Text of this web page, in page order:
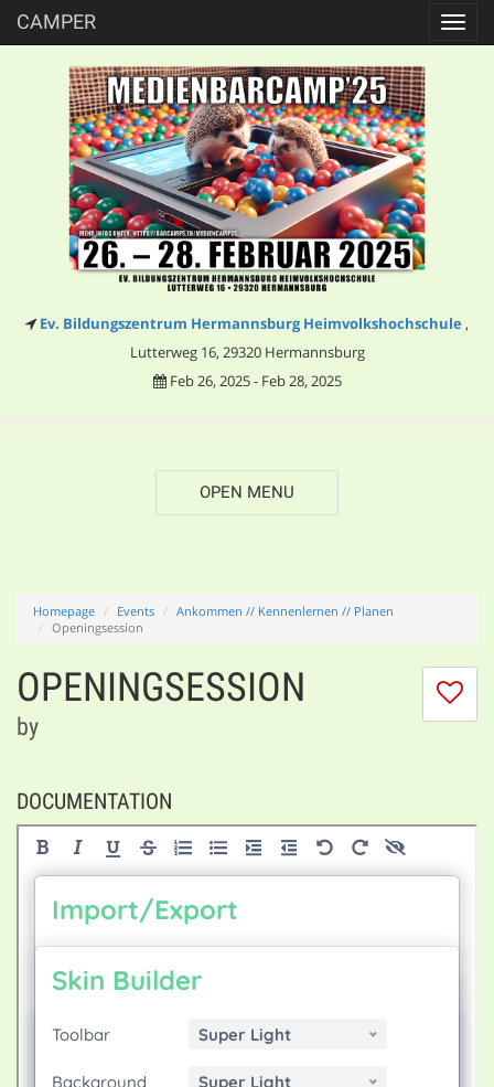
CAMPER
Ev. Bildungszentrum Hermannsburg Heimvolkshochschule ,
Lutterweg 16, 29320 Hermannsburg
Feb 26, 2025 - Feb 28, 2025
OPEN MENU
Homepage Events
Ankommen // Kennenlernen // Planen
Openingsession
I
OPENINGSESSION
by
DOCUMENTATION